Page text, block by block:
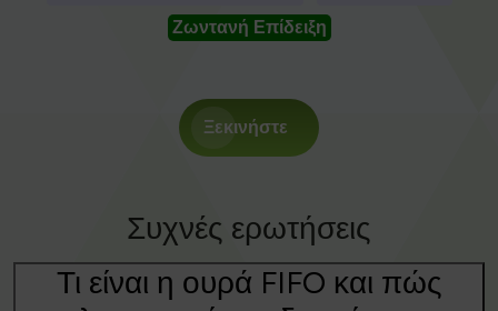
Ζωντανή Επίδειξη
Ξεκινήστε
Συχνές ερωτήσεις
Τι είναι η ουρά FIFO και πώς